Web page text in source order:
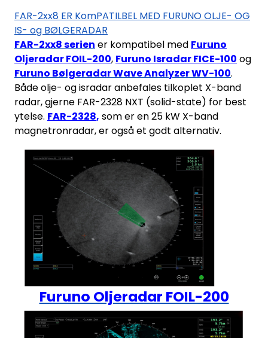
FAR-2xx8 ER KomPATILBEL MED FURUNO OLJE- OG
IS- og BØLGERADAR
FAR-2xx8 serien er kompatibel med Furuno
Oljeradar FOIL-200, Furuno Isradar FICE-100 og
Furuno Bølgeradar Wave Analyzer WV-100.
Både olje- og isradar anbefales tilkoplet X-band
radar, gjerne FAR-2328 NXT (solid-state) for best
ytelse. FAR-2328, som er en 25 kW X-band
magnetronradar, er også et godt alternativ.
Furuno Oljeradar FOIL-200